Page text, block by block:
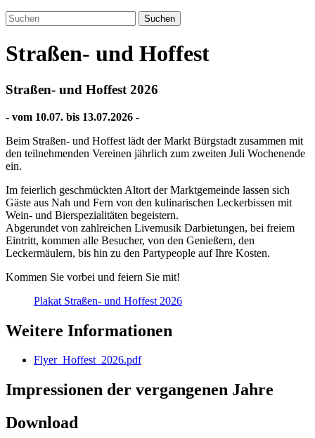
Suchen
Straßen- und Hoffest
Straßen- und Hoffest 2026
- vom 10.07. bis 13.07.2026 -
Beim Straßen- und Hoffest lädt der Markt Bürgstadt zusammen mit
den teilnehmenden Vereinen jährlich zum zweiten Juli Wochenende
ein.
Im feierlich geschmückten Altort der Marktgemeinde lassen sich
Gäste aus Nah und Fern von den kulinarischen Leckerbissen mit
Wein- und Bierspezialitäten begeistern.
Abgerundet von zahlreichen Livemusik Darbietungen, bei freiem
Eintritt, kommen alle Besucher, von den Genießern, den
Leckermäulern, bis hin zu den Partypeople auf Ihre Kosten.
Kommen Sie vorbei und feiern Sie mit!
Plakat Straßen- und Hoffest 2026
Weitere Informationen
Flyer_Hoffest_2026.pdf
Impressionen der vergangenen Jahre
Download